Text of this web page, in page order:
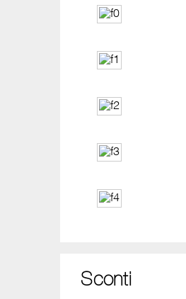
Sconti